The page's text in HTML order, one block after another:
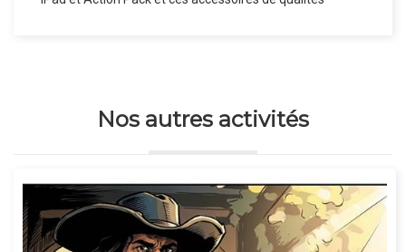
Nos autres activités